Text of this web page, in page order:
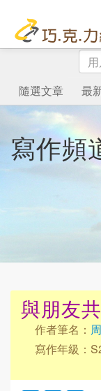
用
戶
號
碼
隨選文章
最
寫作頻
與朋友
作者筆名：
寫作年級：